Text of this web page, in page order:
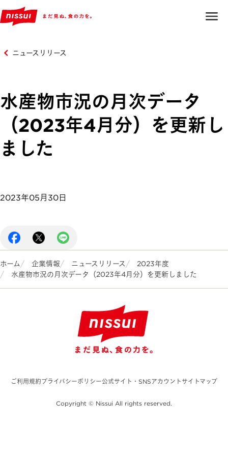
ニュースリリース
水産物市況の月次データ
（2023年4月分）を更新し
ました
2023年05月30日
ホーム 企業情報 ニュースリリース
2023年度
水産物市況の月次データ（2023年4月分）を更新しました
ご利用規約プライバシーポリシー公式サイト・SNSアカウント サイトマップ
Copyright © Nissui All rights reserved.